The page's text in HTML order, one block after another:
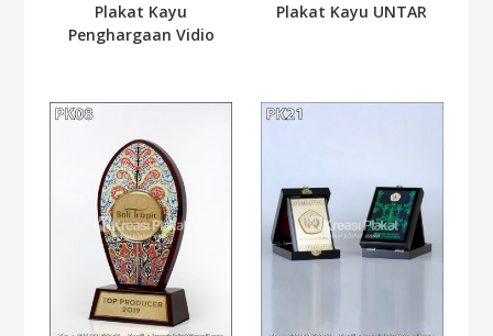
Plakat Kayu
Penghargaan Vidio
Plakat Kayu UNTAR